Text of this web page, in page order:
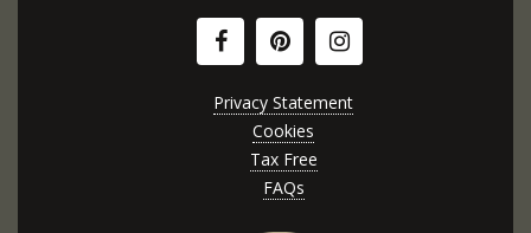
Privacy Statement
Cookies
Tax Free
FAQs